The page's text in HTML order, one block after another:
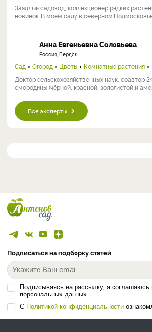
Заядлый садовод, коллекционер редких
новинок. В моем саду в северном Подмосковье
Анна Евгеньевна Соловьева
Россия, Бердск
Сад Огород Цветы Комнатные растения
Доктор сельскохозяйственных наук, соавтор
смородины (чёрной, красной, золотистой и
Все эксперты
Подписаться на подборку статей
Подписываясь на рассылку, я соглашаюсь
персональных данных.
С Политикой конфиденциальности